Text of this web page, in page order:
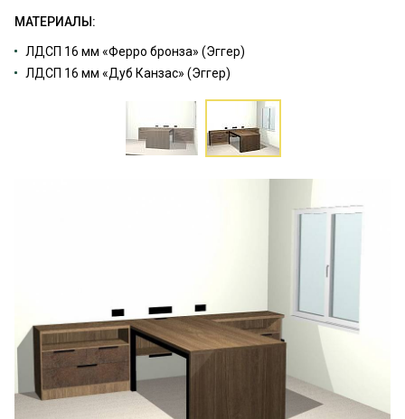
МАТЕРИАЛЫ:
ЛДСП 16 мм «Ферро бронза» (Эггер)
ЛДСП 16 мм «Дуб Канзас» (Эггер)